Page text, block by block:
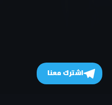
اشترك معنا